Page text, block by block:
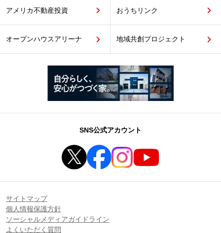
アメリカ不動産投資 おうちリンク
オープンハウスアリーナ 地域共創プロジェクト
SNS公式アカウント
サイトマップ
個人情報保護方針
ソーシャルメディアガイドライン
よくいただく質問